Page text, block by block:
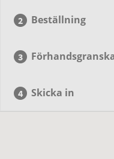
Beställning
Skicka in